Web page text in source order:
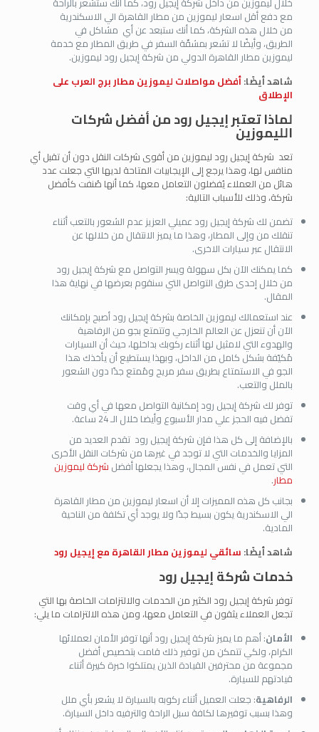
مع دفع أقل اسعار ليموزين من مطار القاهرة الي الاسكندرية
من خلال هذه الشركة، كما أنك ستبعد عن أي مشاكل في
الطريق، وأيضًا لا تشعر بمشقّة السفر في طريق المطار مع خدمة
ليموزين مطار القاهرة الدولي من شركة إيجيل رود ليموزين.
شاهد أيضًا:أفضل مواصلات ليموزين مطار برج العرب على
الإطلاق
لماذا تعتبر إيجيل رود من أفضل شركات
الليموزين
تعد شركة إيجيل رود ليموزين من أقوى شركات النقل دون أن تقبل أي
منافس لها، وهذا يرجع إلى الإيجابيات المتاحة لديها التي جعلت عدد
هائل من العملاء يُفضلون التعامل معها، كما أنها صُنفت كأفضل
شركة، وذلك للأسباب التالية:
تضمن لك شركة إيجيل رود عميلي العزيز عدم الشعور بالتعب أثناء
تنقلك من وإلى المطار، وهذا ما يميز الانتقال من خلالها عن
الانتقال عبر سيارات الاخرى.
كما يمكنك الآن بكل سهولة ويسر التواصل مع شركة إيجيل رود
من خلال إحدى طرق التواصل التي سنقوم بعرضها في نهاية هذا
المقال.
عند استعمالك ليموزين الخاصة بشركة إيجيل رود أصبح بإمكانك
الآن أن تنعزل عن العالم الخارجي وتتمتع بجو من الرفاهية
والهدوء التي لامثيل لها أثناء ركوبك بداخلها، حيث أن السيارات
مُكيّفة بشكل كامل من الداخل، وبهذا يستطيع أن يأخذك هذا
الجو في الاستمتاع بطريق سفر مريح ومُمتع جدًا دون الشعور
بالملل والتعب.
توفر لك شركة إيجيل رود إمكانية التواصل معها في أي وقت
تفضل فيه الحجز علي مدار الأسبوع وأيضا خلال الـ 24 ساعة.
بالإضافة إلى كل هذا فإن شركة إيجيل رود تقدم العديد من
المزايا والخدمات التي لا توجد في غيرها من شركات النقل الأخرى
التي تعمل في نفس المجال، وهذا يجعلها أفضل شركة ليموزين
مطار.
بجانب كل هذه المميزات إلا أن اسعار ليموزين من مطار القاهرة
الي الاسكندرية يكون بسيط جدًا ولا يوجد أي تكلفة من الناحية
المادية.
شاهد أيضًا: سائقي ليموزين مطار القاهرة مع إيجيل رود
خدمات شركة إيجيل رود
توفر شركة إيجيل رود الكثير من الخدمات والالتزامات الخاصة بها التي
تجعل العملاء يثقون في التعامل معها، ومن هذه الالتزامات ما يلي:
الأمان: أهم ما يميز شركة إيجيل رود أنها توفر الأمان لعملائها
الكرام، ولكي تتمكن من توفير ذلك قامت بتخصيص أفضل
مجموعة من محترفين القيادة الذين يمتلكوا خبرة كبيرة أثناء
قيادتهم للسيارة.
الرفاهية: جعلت العميل أثناء ركوبه بالسيارة لا يشعر بأي ملل
وهذا بسبب توفيرها لكافة سبل الراحة والترفيه داخل السيارة.